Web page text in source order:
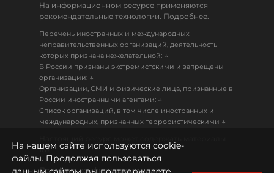
На информационном ресурсе применяются
рекомендательные технологии. Подробнее.
Перечень иностранных и международных
неправительственных организаций, деятельность
которых признана нежелательной: ↓
В России признаны экстремистскими и запрещены
организации: ↓
Организации, СМИ и физические лица, признанные в
России иностранными агентами: ↓
Список организаций, в том числе иностранных и
международных, признанных террористическими ↓
18+
Политика конфиденциальности
На нашем сайте используются cookie-
файлы. Продолжая пользоваться